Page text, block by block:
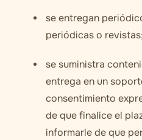
se entregan
periódicas o revistas;
se suministra
entrega en un
consentimiento
de que finalice el
informarle de que